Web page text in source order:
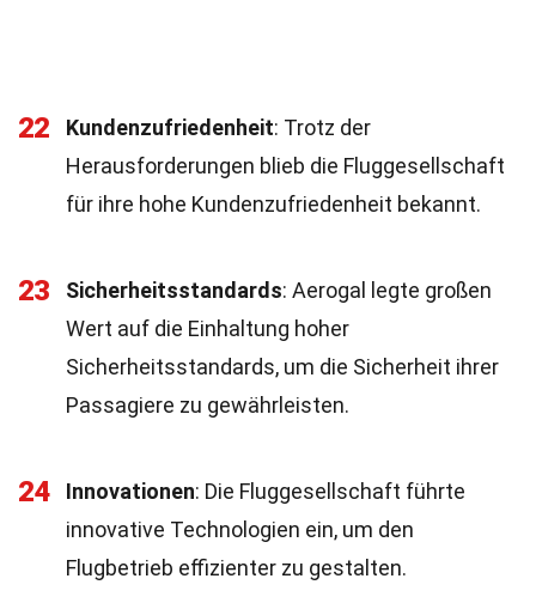
22 Kundenzufriedenheit: Trotz der
Herausforderungen blieb die Fluggesellschaft
für ihre hohe Kundenzufriedenheit bekannt.
23 Sicherheitsstandards: Aerogal legte großen
Wert auf die Einhaltung hoher
Sicherheitsstandards, um die Sicherheit ihrer
Passagiere zu gewährleisten.
24 Innovationen: Die Fluggesellschaft führte
innovative Technologien ein, um den
Flugbetrieb effizienter zu gestalten.